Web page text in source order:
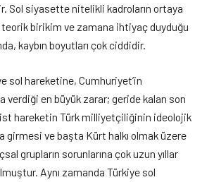
Sol siyasette nitelikli kadroların ortaya
teorik birikim ve zamana ihtiyaç duyduğu
kaybın boyutları çok ciddidir.
sol hareketine, Cumhuriyet’in
verdiği en büyük zarar; geride kalan son
hareketin Türk milliyetçiliğinin ideolojik
girmesi ve başta Kürt halkı olmak üzere
grupların sorunlarına çok uzun yıllar
Aynı zamanda Türkiye sol